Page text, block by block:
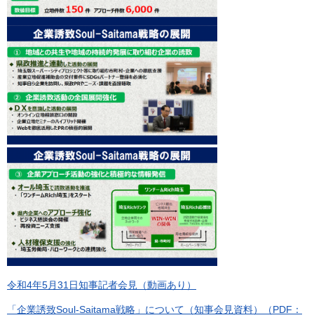
令和4年5月31日知事記者会見（動画あり）
「企業誘致Soul-Saitama戦略」について（知事会見資料）（PDF：